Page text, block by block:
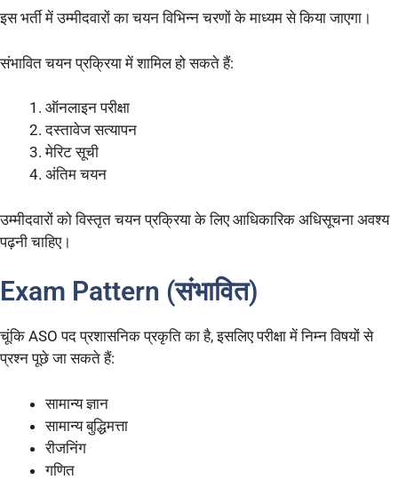
इस भर्ती में उम्मीदवारों का चयन विभिन्न चरणों के माध्यम से किया जाएगा।
संभावित चयन प्रक्रिया में शामिल हो सकते हैं:
ऑनलाइन परीक्षा
दस्तावेज सत्यापन
मेरिट सूची
अंतिम चयन
उम्मीदवारों को विस्तृत चयन प्रक्रिया के लिए आधिकारिक अधिसूचना अवश्य
पढ़नी चाहिए।
Exam Pattern (संभावित)
चूंकि ASO पद प्रशासनिक प्रकृति का है, इसलिए परीक्षा में निम्न विषयों से
प्रश्न पूछे जा सकते हैं:
सामान्य ज्ञान
सामान्य बुद्धिमत्ता
रीजनिंग
गणित